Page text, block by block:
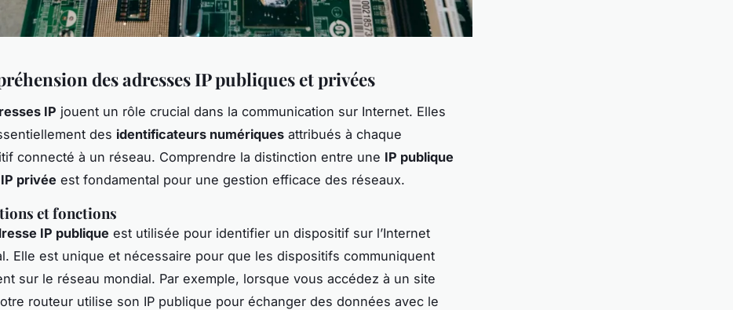
des adresses IP publiques et privées
IP jouent un rôle crucial dans la communication sur Internet. Elles
des identificateurs numériques attribués à chaque
connecté à un réseau. Comprendre la distinction entre une IP publique
IP privée est fondamental pour une gestion efficace des réseaux.
et fonctions
IP publique est utilisée pour identifier un dispositif sur l’Internet
Elle est unique et nécessaire pour que les dispositifs communiquent
sur le réseau mondial. Par exemple, lorsque vous accédez à un site
routeur utilise son IP publique pour échanger des données avec le